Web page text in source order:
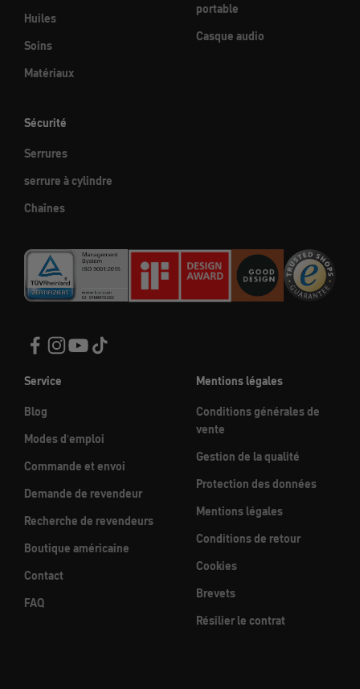
Huiles
Soins
Matériaux
portable
Casque audio
Sécurité
Serrures
serrure à cylindre
Chaînes
Service
Blog
Modes d'emploi
Commande et envoi
Demande de revendeur
Recherche de revendeurs
Boutique américaine
Contact
FAQ
Mentions légales
Conditions générales de
vente
Gestion de la qualité
Protection des données
Mentions légales
Conditions de retour
Cookies
Brevets
Résilier le contrat